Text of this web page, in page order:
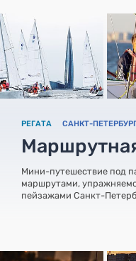
РЕГАТА САНКТ-
Мини-путешествие под
маршрутами,
пейзажами Санкт-